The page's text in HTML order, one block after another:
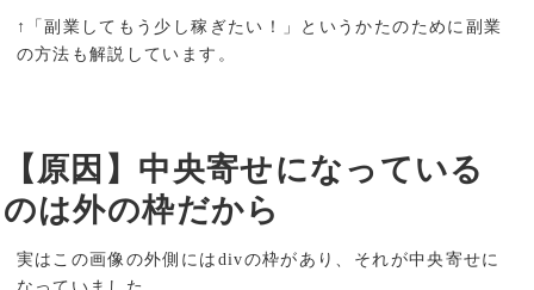
↑「副業してもう少し稼ぎたい！」というかたのために副業
の方法も解説しています。
【原因】中央寄せになっている
のは外の枠だから
実はこの画像の外側にはdivの枠があり、それが中央寄せに